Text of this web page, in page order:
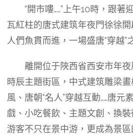
“開市嘍……”上午10時，跟著
瓦紅柱的唐式建筑年夜門徐徐
人們魚貫而進，一場盛唐“穿越”
離開位于陜西省西安市年夜
時辰主題街區，中式建筑雕梁
風、唐朝“名人”穿越互動……唐元
戲、小吃餐飲、主題文創、換裝
游客不只在景中游，更成為景區